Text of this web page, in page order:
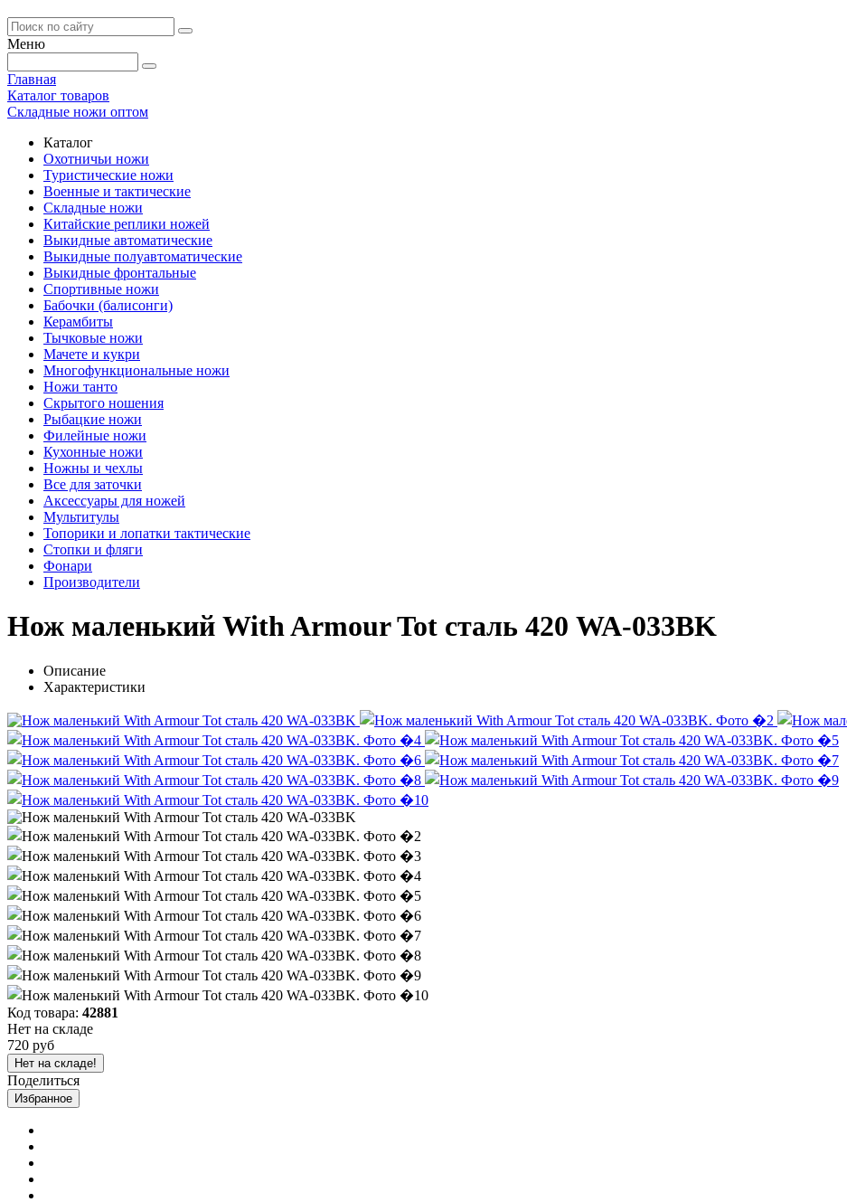
Меню
Главная
Каталог товаров
Складные ножи оптом
Каталог
Охотничьи ножи
Туристические ножи
Военные и тактические
Складные ножи
Китайские реплики ножей
Выкидные автоматические
Выкидные полуавтоматические
Выкидные фронтальные
Спортивные ножи
Бабочки (балисонги)
Керамбиты
Тычковые ножи
Мачете и кукри
Многофункциональные ножи
Ножи танто
Скрытого ношения
Рыбацкие ножи
Филейные ножи
Кухонные ножи
Ножны и чехлы
Все для заточки
Аксессуары для ножей
Мультитулы
Топорики и лопатки тактические
Стопки и фляги
Фонари
Производители
Нож маленький With Armour Tot сталь 420 WA-033BK
Описание
Характеристики
Код товара: 42881
Нет на складе
720 руб
Нет на складе!
Поделиться
Избранное